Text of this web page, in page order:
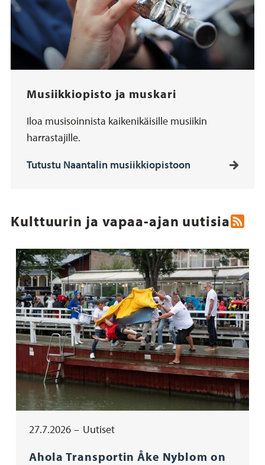
Musiikkiopisto ja muskari
Iloa musisoinnista kaikenikäisille musiikin
harrastajille.
Tutustu Naantalin musiikkiopistoon
Kulttuurin ja vapaa-ajan uutisia Rss
Ahola Transportin Åke Nyblom on
27.7.2026 Uutiset